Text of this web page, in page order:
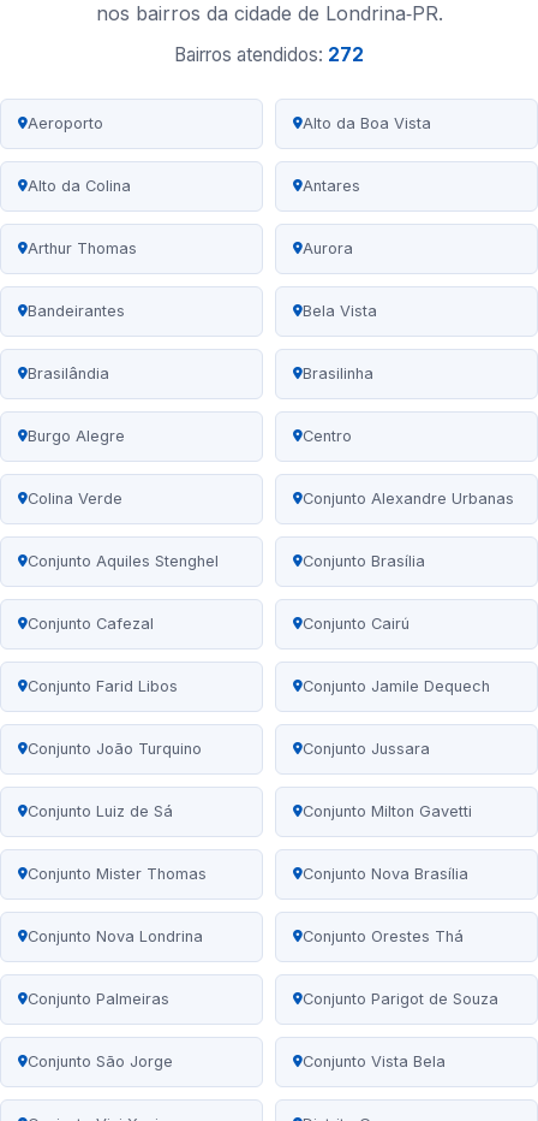
nos bairros da cidade de Londrina‑PR.
Bairros atendidos: 272
Aeroporto Alto da Boa Vista
Alto da Colina Antares
Arthur Thomas Aurora
Bandeirantes Bela Vista
Brasilândia Brasilinha
Burgo Alegre Centro
Colina Verde Conjunto Alexandre Urbanas
Conjunto Aquiles Stenghel Conjunto Brasília
Conjunto Cafezal Conjunto Cairú
Conjunto Farid Libos Conjunto Jamile Dequech
Conjunto João Turquino Conjunto Jussara
Conjunto Luiz de Sá Conjunto Milton Gavetti
Conjunto Mister Thomas Conjunto Nova Brasília
Conjunto Nova Londrina Conjunto Orestes Thá
Conjunto Palmeiras Conjunto Parigot de Souza
Conjunto São Jorge Conjunto Vista Bela